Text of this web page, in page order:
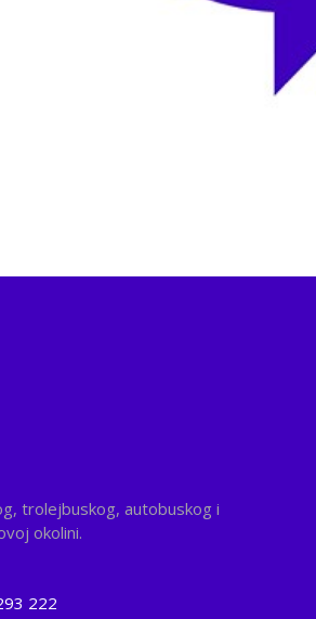
trolejbuskog, autobuskog i
okolini.
222